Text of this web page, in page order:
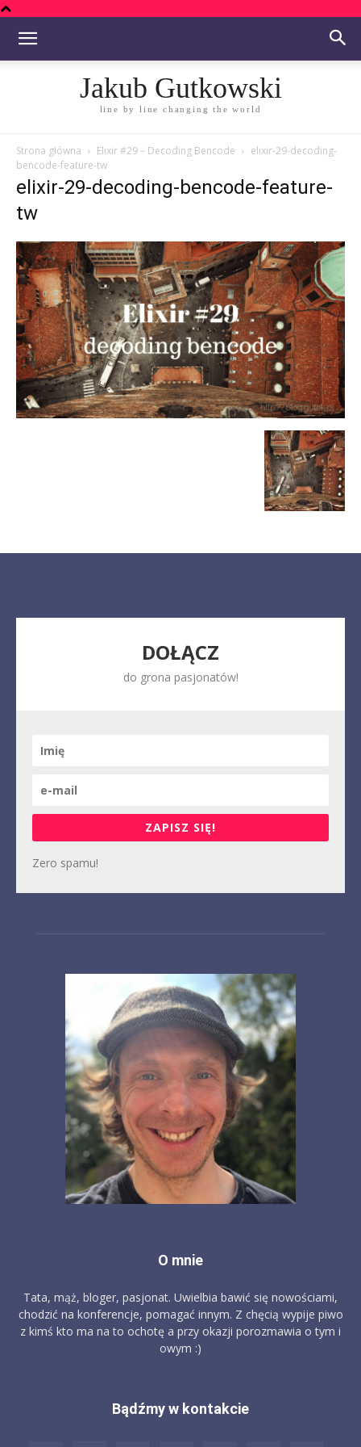
Jakub Gutkowski
line by line changing the world
Strona główna Elixir #29 – Decoding Bencode
elixir-29-decoding-
bencode-feature-tw
elixir-29-decoding-bencode-feature-
tw
DOŁĄCZ
do grona pasjonatów!
ZAPISZ SIĘ!
Zero spamu!
O mnie
Tata, mąż, bloger, pasjonat. Uwielbia bawić się nowościami,
chodzić na konferencje, pomagać innym. Z chęcią wypije piwo
z kimś kto ma na to ochotę a przy okazji porozmawia o tym i
owym :)
Bądźmy w kontakcie